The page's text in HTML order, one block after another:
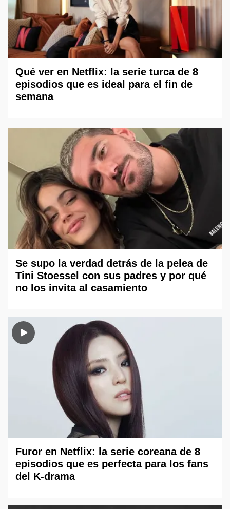
Qué ver en Netflix: la serie turca de 8
episodios que es ideal para el fin de
semana
Se supo la verdad detrás de la pelea de
Tini Stoessel con sus padres y por qué
no los invita al casamiento
Furor en Netflix: la serie coreana de 8
episodios que es perfecta para los fans
del K-drama